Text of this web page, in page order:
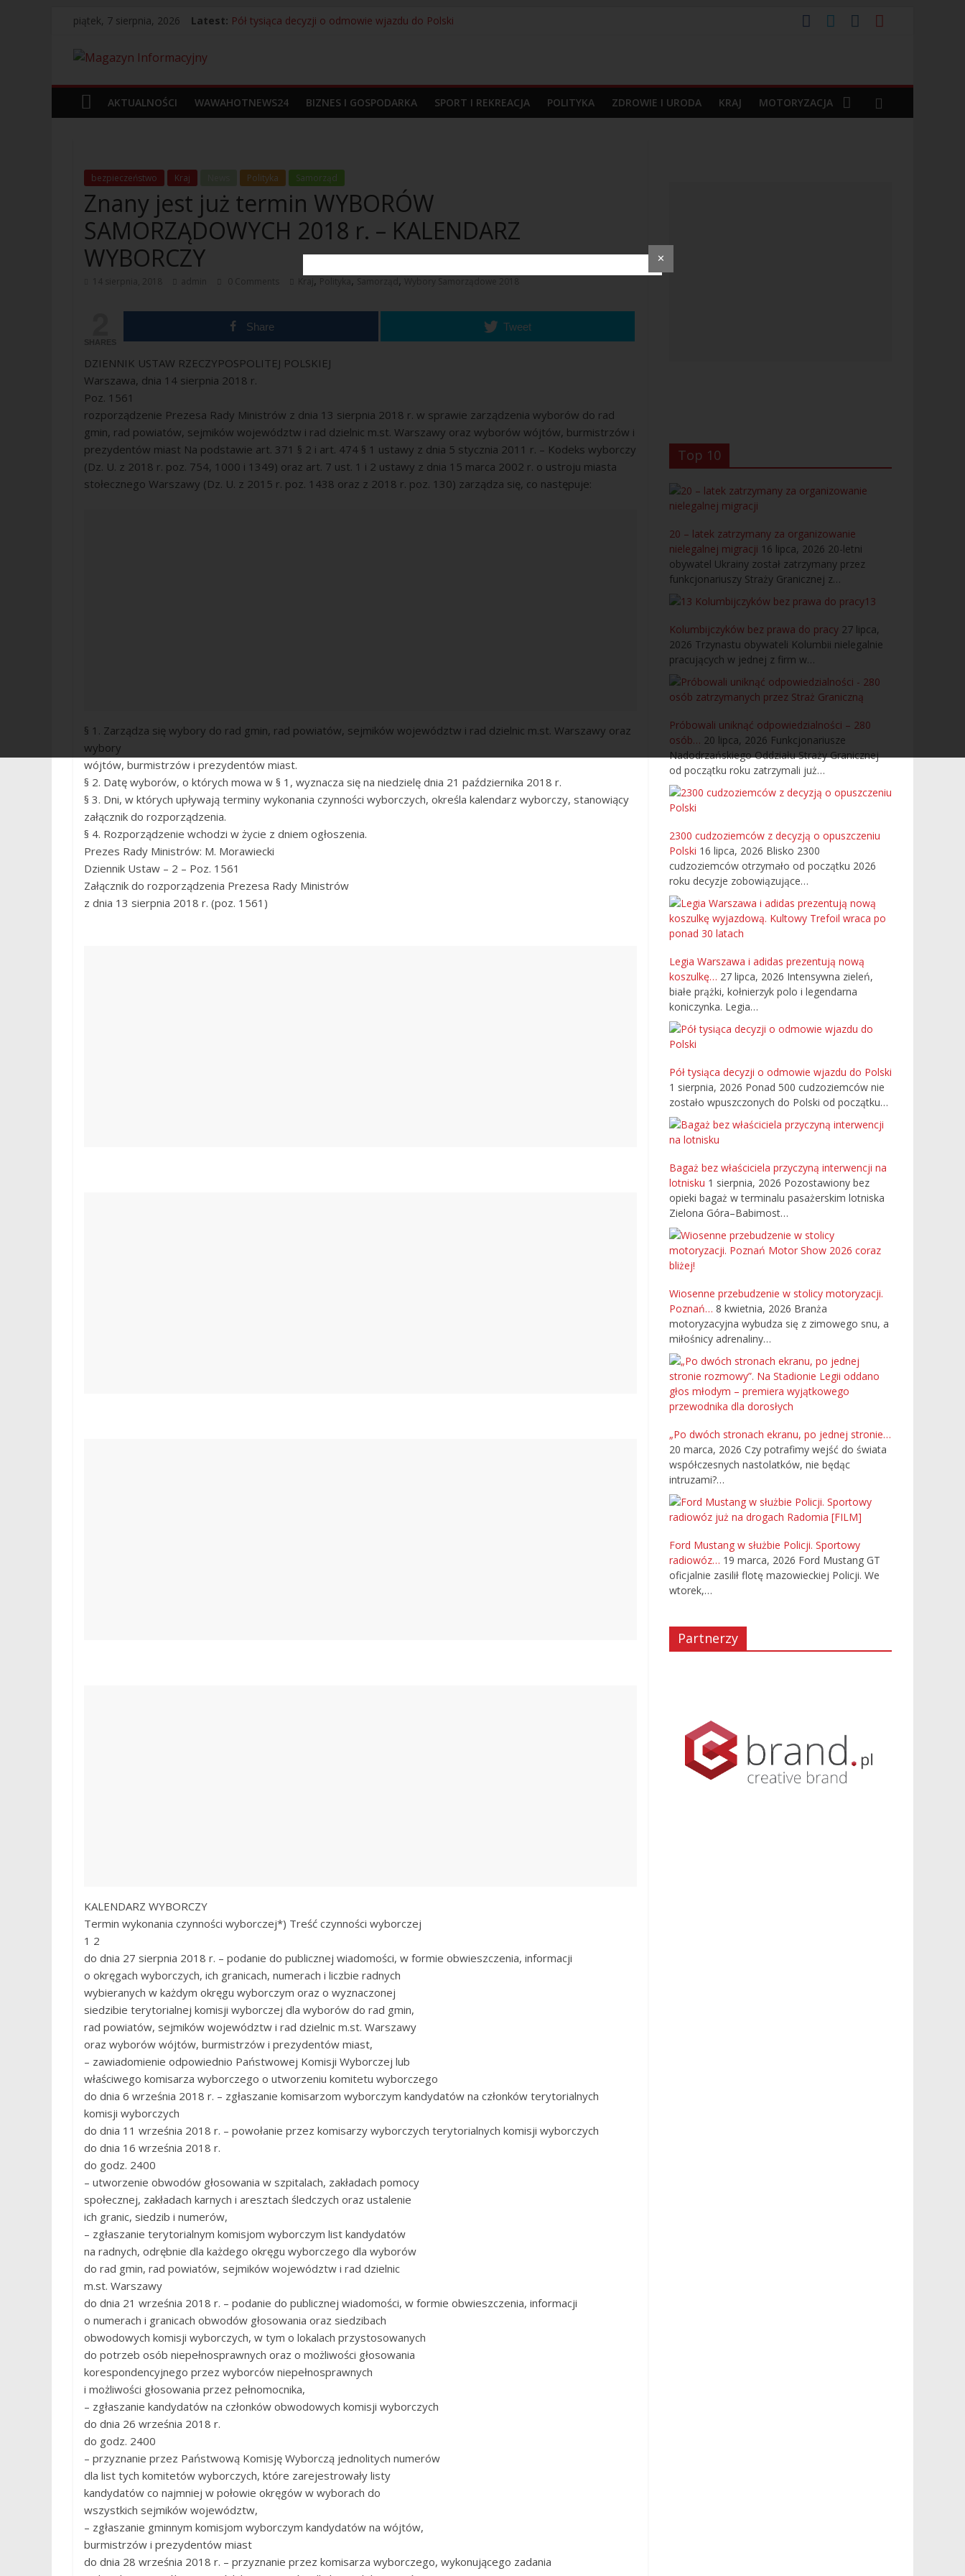
piątek, 7 sierpnia, 2026 Latest: Pół tysiąca decyzji o odmowie wjazdu do Polski
Próbowali uniknąć odpowiedzialności – 280 osób zatrzymanych przez Straż Graniczną
AKTUALNOŚCI
WAWAHOTNEWS24 BIZNES I GOSPODARKA SPORT I REKREACJA POLITYKA ZDROWIE I URODA KRAJ MOTORYZACJA
bezpieczeństwo Kraj Polityka Samorząd
Znany jest już termin WYBORÓW
SAMORZĄDOWYCH 2018 r. – KALENDARZ
WYBORCZY
14 sierpnia, 2018 admin 0 Comments Kraj ,Polityka ,Samorząd , Wybory Samorządowe 2018
SHARES
Share Tweet
DZIENNIK USTAW RZECZYPOSPOLITEJ POLSKIEJ
Warszawa, dnia 14 sierpnia 2018 r.
Poz. 1561
rozporządzenie Prezesa Rady Ministrów z dnia 13 sierpnia 2018 r. w sprawie zarządzenia wyborów do rad
gmin, rad powiatów, sejmików województw i rad dzielnic m.st. Warszawy oraz wyborów wójtów, burmistrzów i
prezydentów miast Na podstawie art. 371 § 2 i art. 474 § 1 ustawy z dnia 5 stycznia 2011 r. – Kodeks wyborczy
(Dz. U. z 2018 r. poz. 754, 1000 i 1349) oraz art. 7 ust. 1 i 2 ustawy z dnia 15 marca 2002 r. o ustroju miasta
stołecznego Warszawy (Dz. U. z 2015 r. poz. 1438 oraz z 2018 r. poz. 130) zarządza się, co następuje:
§ 1. Zarządza się wybory do rad gmin, rad powiatów, sejmików województw i rad dzielnic m.st. Warszawy oraz
wybory
wójtów, burmistrzów i prezydentów miast.
§ 2. Datę wyborów, o których mowa w § 1, wyznacza się na niedzielę dnia 21 października 2018 r.
§ 3. Dni, w których upływają terminy wykonania czynności wyborczych, określa kalendarz wyborczy, stanowiący
załącznik do rozporządzenia.
§ 4. Rozporządzenie wchodzi w życie z dniem ogłoszenia.
Prezes Rady Ministrów: M. Morawiecki
Dziennik Ustaw – 2 – Poz. 1561
Załącznik do rozporządzenia Prezesa Rady Ministrów
z dnia 13 sierpnia 2018 r. (poz. 1561)
KALENDARZ WYBORCZY
Termin wykonania czynności wyborczej*) Treść czynności wyborczej
1 2
do dnia 27 sierpnia 2018 r. – podanie do publicznej wiadomości, w formie obwieszczenia, informacji
o okręgach wyborczych, ich granicach, numerach i liczbie radnych
wybieranych w każdym okręgu wyborczym oraz o wyznaczonej
siedzibie terytorialnej komisji wyborczej dla wyborów do rad gmin,
rad powiatów, sejmików województw i rad dzielnic m.st. Warszawy
oraz wyborów wójtów, burmistrzów i prezydentów miast,
– zawiadomienie odpowiednio Państwowej Komisji Wyborczej lub
właściwego komisarza wyborczego o utworzeniu komitetu wyborczego
do dnia 6 września 2018 r. – zgłaszanie komisarzom wyborczym kandydatów na członków terytorialnych
komisji wyborczych
do dnia 11 września 2018 r. – powołanie przez komisarzy wyborczych terytorialnych komisji wyborczych
do dnia 16 września 2018 r.
do godz. 2400
– utworzenie obwodów głosowania w szpitalach, zakładach pomocy
społecznej, zakładach karnych i aresztach śledczych oraz ustalenie
ich granic, siedzib i numerów,
– zgłaszanie terytorialnym komisjom wyborczym list kandydatów
na radnych, odrębnie dla każdego okręgu wyborczego dla wyborów
do rad gmin, rad powiatów, sejmików województw i rad dzielnic
m.st. Warszawy
do dnia 21 września 2018 r. – podanie do publicznej wiadomości, w formie obwieszczenia, informacji
o numerach i granicach obwodów głosowania oraz siedzibach
obwodowych komisji wyborczych, w tym o lokalach przystosowanych
do potrzeb osób niepełnosprawnych oraz o możliwości głosowania
korespondencyjnego przez wyborców niepełnosprawnych
i możliwości głosowania przez pełnomocnika,
– zgłaszanie kandydatów na członków obwodowych komisji wyborczych
do dnia 26 września 2018 r.
do godz. 2400
– przyznanie przez Państwową Komisję Wyborczą jednolitych numerów
dla list tych komitetów wyborczych, które zarejestrowały listy
kandydatów co najmniej w połowie okręgów w wyborach do
wszystkich sejmików województw,
– zgłaszanie gminnym komisjom wyborczym kandydatów na wójtów,
burmistrzów i prezydentów miast
do dnia 28 września 2018 r. – przyznanie przez komisarza wyborczego, wykonującego zadania
Top 10
20 – latek zatrzymany za organizowanie
nielegalnej migracji 16 lipca, 2026 20-letni
obywatel Ukrainy został zatrzymany przez
funkcjonariuszy Straży Granicznej z…
13
Kolumbijczyków bez prawa do pracy 27 lipca,
2026 Trzynastu obywateli Kolumbii nielegalnie
pracujących w jednej z firm w…
Próbowali uniknąć odpowiedzialności – 280
osób… 20 lipca, 2026 Funkcjonariusze
Nadodrzańskiego Oddziału Straży Granicznej
od początku roku zatrzymali już…
2300 cudzoziemców z decyzją o opuszczeniu
Polski 16 lipca, 2026 Blisko 2300
cudzoziemców otrzymało od początku 2026
roku decyzje zobowiązujące…
Legia Warszawa i adidas prezentują nową
koszulkę… 27 lipca, 2026 Intensywna zieleń,
białe prążki, kołnierzyk polo i legendarna
koniczynka. Legia…
Pół tysiąca decyzji o odmowie wjazdu do Polski
1 sierpnia, 2026 Ponad 500 cudzoziemców nie
zostało wpuszczonych do Polski od początku…
Bagaż bez właściciela przyczyną interwencji na
lotnisku 1 sierpnia, 2026 Pozostawiony bez
opieki bagaż w terminalu pasażerskim lotniska
Zielona Góra–Babimost…
Wiosenne przebudzenie w stolicy motoryzacji.
Poznań… 8 kwietnia, 2026 Branża
motoryzacyjna wybudza się z zimowego snu, a
miłośnicy adrenaliny…
„Po dwóch stronach ekranu, po jednej stronie…
20 marca, 2026 Czy potrafimy wejść do świata
współczesnych nastolatków, nie będąc
intruzami?…
Ford Mustang w służbie Policji. Sportowy
radiowóz… 19 marca, 2026 Ford Mustang GT
oficjalnie zasilił flotę mazowieckiej Policji. We
wtorek,…
Partnerzy
✕